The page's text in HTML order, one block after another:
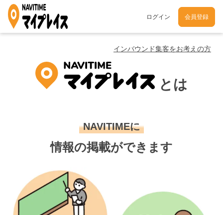
ログイン 会員登録
インバウンド集客をお考えの方
とは
NAVITIMEに
情報の掲載ができます